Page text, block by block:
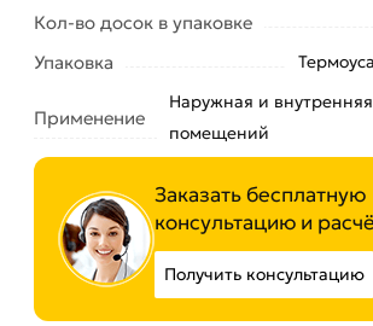
Кол-во досок в упаковке
Упаковка
Применение
Наружная и
помещений
Заказать бесплатную
консультацию и
Получить консультацию